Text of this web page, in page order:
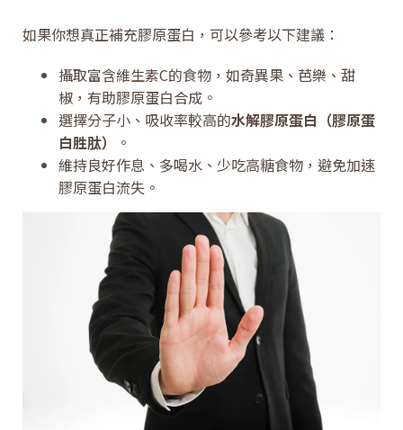
如果你想真正補充膠原蛋白，可以參考以下建議：
攝取富含維生素C的食物，如奇異果、芭樂、甜
椒，有助膠原蛋白合成。
選擇分子小、吸收率較高的水解膠原蛋白（膠原蛋
白胜肽）
。
維持良好作息、多喝水、少吃高糖食物，避免加速
膠原蛋白流失。